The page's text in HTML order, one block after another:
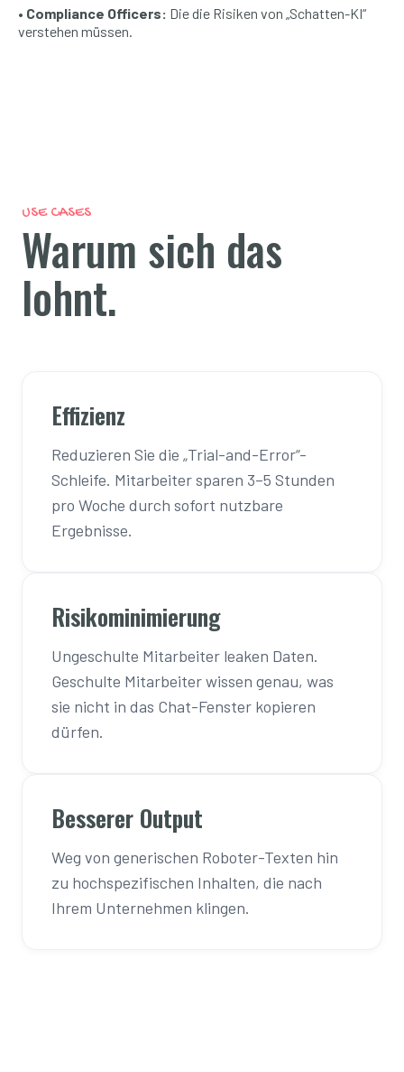
• Compliance Officers: Die die Risiken von „Schatten-KI“
verstehen müssen.
USE CASES
Warum sich das
lohnt.
Effizienz
Reduzieren Sie die „Trial-and-Error“-
Schleife. Mitarbeiter sparen 3–5 Stunden
pro Woche durch sofort nutzbare
Ergebnisse.
Risikominimierung
Ungeschulte Mitarbeiter leaken Daten.
Geschulte Mitarbeiter wissen genau, was
sie nicht in das Chat-Fenster kopieren
dürfen.
Besserer Output
Weg von generischen Roboter-Texten hin
zu hochspezifischen Inhalten, die nach
Ihrem Unternehmen klingen.